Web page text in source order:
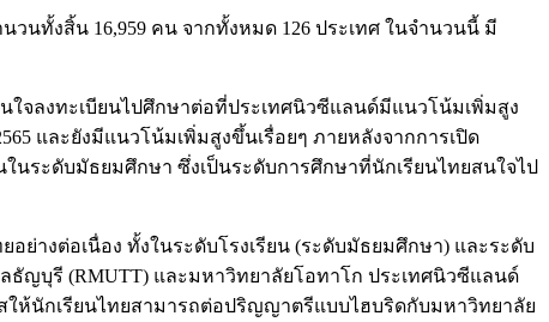
นทั้งสิ้น 16,959 คน จากทั้งหมด 126 ประเทศ ในจำนวนนี้ มี
จลงทะเบียนไปศึกษาต่อที่ประเทศนิวซีแลนด์มีแนวโน้มเพิ่มสูง
และยังมีแนวโน้มเพิ่มสูงขึ้นเรื่อยๆ ภายหลังจากการเปิด
นระดับมัธยมศึกษา ซึ่งเป็นระดับการศึกษาที่นักเรียนไทยสนใจไป
างต่อเนื่อง ทั้งในระดับโรงเรียน (ระดับมัธยมศึกษา) และระดับ
ญบุรี (RMUTT) และมหาวิทยาลัยโอทาโก ประเทศนิวซีแลนด์
สให้นักเรียนไทยสามารถต่อปริญญาตรีแบบไฮบริดกับมหาวิทยาลัย